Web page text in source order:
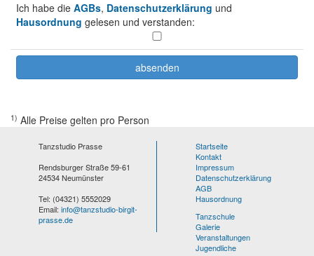
Ich habe die AGBs, Datenschutzerklärung und
Hausordnung gelesen und verstanden:
1) Alle Preise gelten pro Person
Tanzstudio Prasse
Rendsburger Straße 59-61
24534 Neumünster
Tel: (04321) 5552029
Email: info@tanzstudio-birgit-
prasse.de
Startseite
Kontakt
Impressum
Datenschutzerklärung
AGB
Hausordnung
Tanzschule
Galerie
Veranstaltungen
Jugendliche